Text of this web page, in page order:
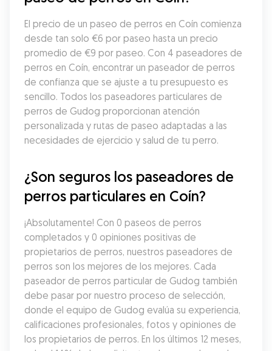
El precio de un paseo de perros en Coín comienza
desde tan solo €6 por paseo hasta un precio
promedio de €9 por paseo. Con 4 paseadores de
perros en Coín, encontrar un paseador de perros
de confianza que se ajuste a tu presupuesto es
sencillo. Todos los paseadores particulares de
perros de Gudog proporcionan atención
personalizada y rutas de paseo adaptadas a las
necesidades de ejercicio y salud de tu perro.
¿Son seguros los paseadores de
perros particulares en Coín?
¡Absolutamente! Con 0 paseos de perros
completados y 0 opiniones positivas de
propietarios de perros, nuestros paseadores de
perros son los mejores de los mejores. Cada
paseador de perros particular de Gudog también
debe pasar por nuestro proceso de selección,
donde el equipo de Gudog evalúa su experiencia,
calificaciones profesionales, fotos y opiniones de
los propietarios de perros. En los últimos 12 meses,